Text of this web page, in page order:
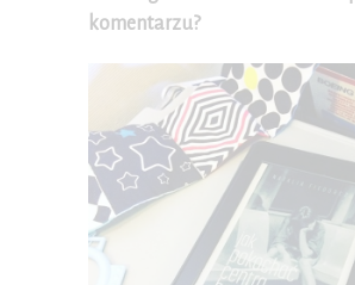
komentarzu?